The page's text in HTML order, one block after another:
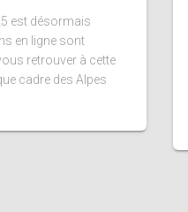
est désormais
en ligne sont
retrouver à cette
cadre des Alpes